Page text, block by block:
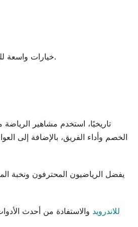
خيارات واسعة للرهان على كرة القدم، كرة السلة، التنس، وغيرها من الرياضات المحبوبة في منطقتنا.
تاريخيًا، استخدم مشاهير
الخصم وأداء الفريق، بالإضافة إلى
يفضل الرياضيون المحترفون ونخبة
تحميل melbet للاندرويد والاستفادة من أحدث